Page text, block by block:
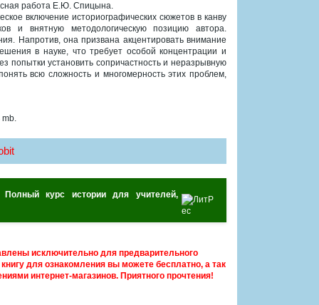
работа Е.Ю. Спицына.
включение историографических сюжетов в канву
и внятную методологическую позицию автора.
Напротив, она призвана акцентировать внимание
в науке, что требует особой концентрации и
попытки установить сопричастность и неразрывную
всю сложность и многомерность этих проблем,
mb.
курс истории для учителей,
исключительно для предварительного
для ознакомления вы можете бесплатно, а так
интернет-магазинов. Приятного прочтения!